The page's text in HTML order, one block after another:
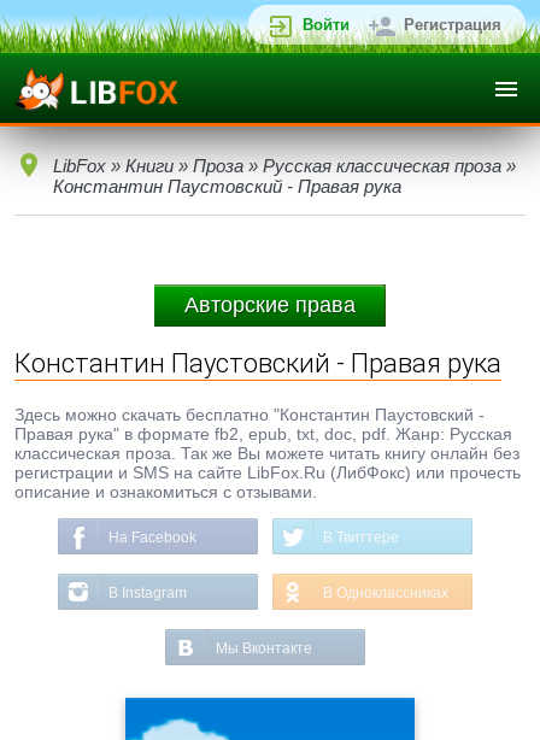
Войти Регистрация
LibFox » Книги » Проза » Русская классическая проза »
Константин Паустовский - Правая рука
Авторские права
Константин Паустовский - Правая рука
Здесь можно скачать бесплатно "Константин Паустовский -
Правая рука" в формате fb2, epub, txt, doc, pdf. Жанр: Русская
классическая проза. Так же Вы можете читать книгу онлайн без
регистрации и SMS на сайте LibFox.Ru (ЛибФокс) или прочесть
описание и ознакомиться с отзывами.
На Facebook В Твиттере
В Instagram В Одноклассниках
Мы Вконтакте